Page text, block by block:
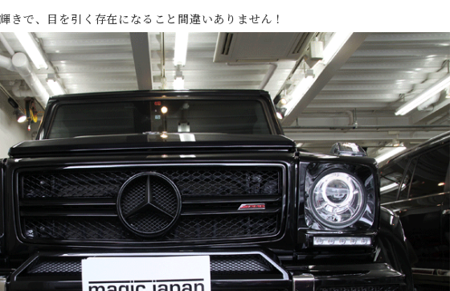
きで、目を引く存在になること間違いありません！